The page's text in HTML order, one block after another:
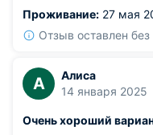
Проживание: 27 мая
Отзыв оставлен
А
Алиса
14 января 2025
Очень хороший